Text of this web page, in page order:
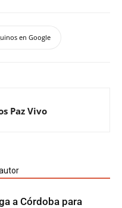
en Google
Paz Vivo
a Córdoba para